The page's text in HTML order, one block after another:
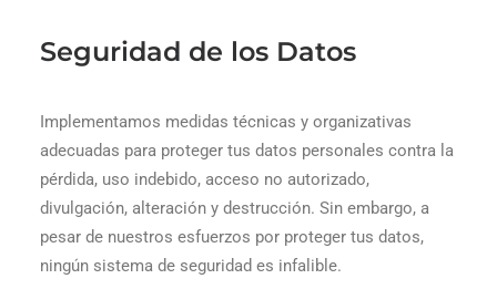
Seguridad de los Datos
Implementamos medidas técnicas y organizativas
adecuadas para proteger tus datos personales contra la
pérdida, uso indebido, acceso no autorizado,
divulgación, alteración y destrucción. Sin embargo, a
pesar de nuestros esfuerzos por proteger tus datos,
ningún sistema de seguridad es infalible.